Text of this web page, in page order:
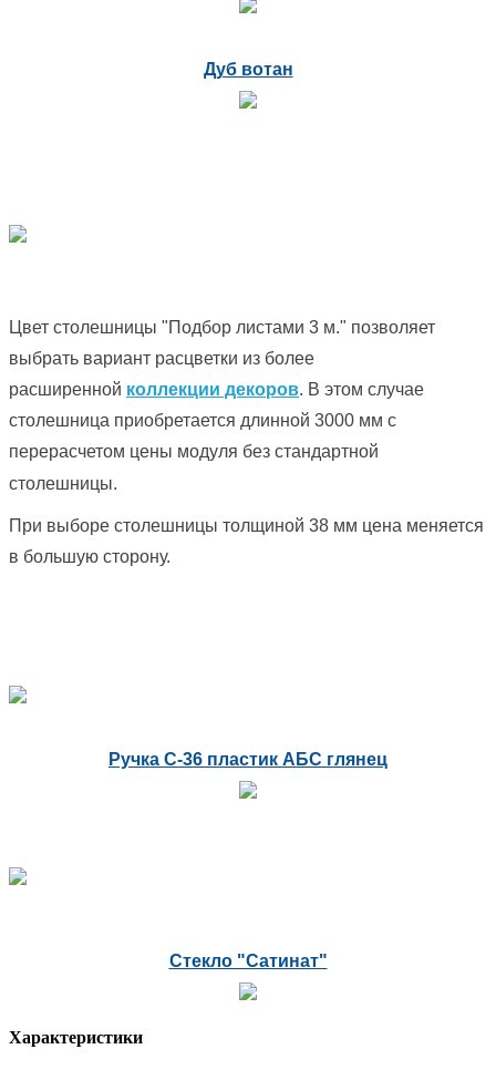
Дуб вотан
Цвет столешницы "Подбор листами 3 м." позволяет
выбрать вариант расцветки из более
расширенной коллекции декоров. В этом случае
столешница приобретается длинной 3000 мм с
перерасчетом цены модуля без стандартной
столешницы.
При выборе столешницы толщиной 38 мм цена меняется
в большую сторону.
Ручка С-36 пластик АБС глянец
Стекло "Сатинат"
Характеристики